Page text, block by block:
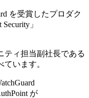
を受賞したプロダク
」
ティ担当副社長である
ています。
が